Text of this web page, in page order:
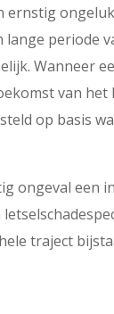
periode
Wanneer
van
op basis
ongeval een
traject